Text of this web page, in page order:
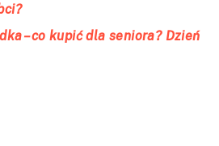
– co kupić dla seniora? Dzień